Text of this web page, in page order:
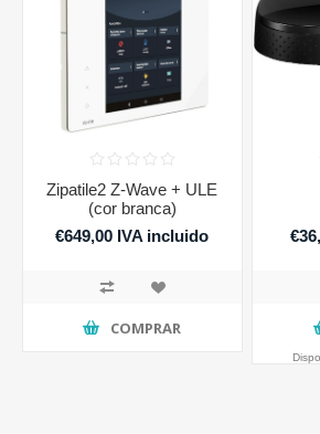
Zipatile2 Z-Wave + ULE
(cor branca)
€649,00 IVA incluido
COMPRAR